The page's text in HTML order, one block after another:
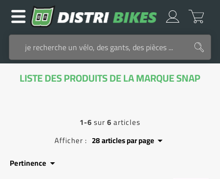
LISTE DES PRODUITS DE LA MARQUE SNAP
1-6sur6articles
Afficher : 28articles par page
Pertinence 